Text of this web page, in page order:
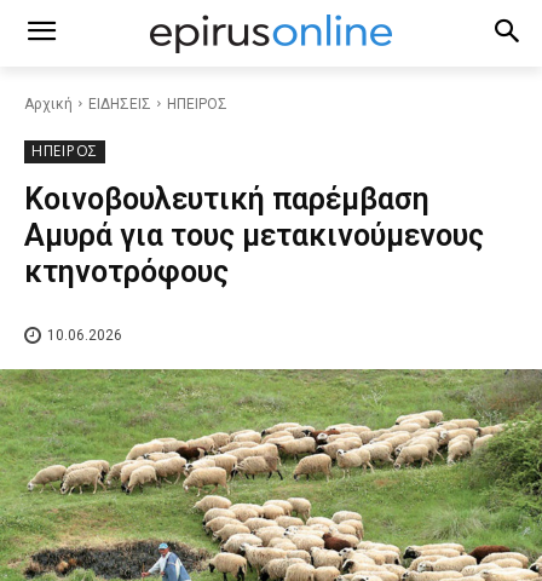
Αρχική ΕΙΔΗΣΕΙΣ ΗΠΕΙΡΟΣ
ΗΠΕΙΡΟΣ
Κοινοβουλευτική παρέμβαση
Αμυρά για τους μετακινούμενους
κτηνοτρόφους
10.06.2026